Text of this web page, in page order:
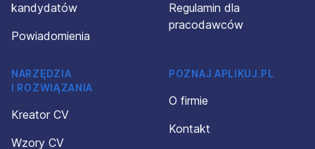
kandydatów
Powiadomienia
Regulamin dla
pracodawców
NARZĘDZIA
I ROZWIĄZANIA
Kreator CV
Wzory CV
POZNAJ APLIKUJ.PL
O firmie
Kontakt